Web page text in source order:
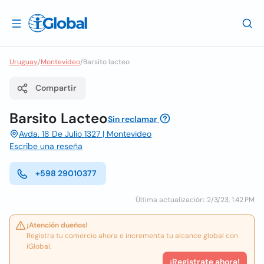
Uruguay/Montevideo/Barsito lacteo
Compartir
Barsito LacteoSin reclamar
Avda. 18 De Julio 1327 | Montevideo
Escribe una reseña
+598 29010377
Última actualización: 2/3/23, 1:42 PM
¡Atención dueños!
Registra tu comercio ahora e incrementa tu alcance global con
iGlobal.
¡Registrate ahora!